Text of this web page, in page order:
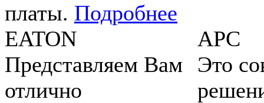
платы. Подробнее
EATON
Представляем Вам
отлично
APC
Это